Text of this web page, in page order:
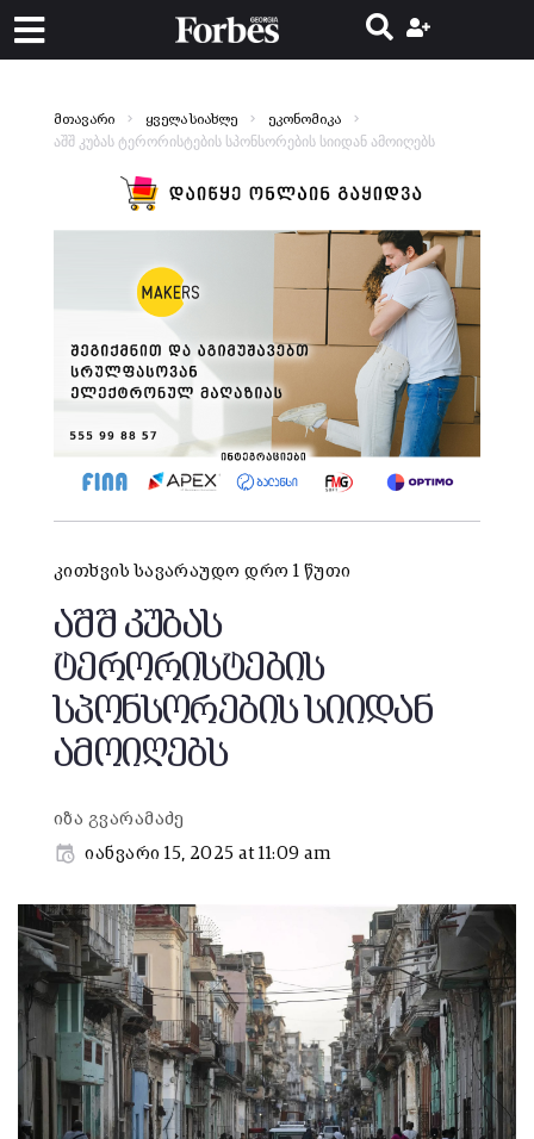
მთავარი ყველა სიახლე ეკონომიკა
აშშ კუბას ტერორისტების სპონსორების სიიდან ამოიღებს
კითხვის სავარაუდო დრო 1 წუთი
აშშ კუბას
ტერორისტების
სპონსორების სიიდან
ამოიღებს
იზა გვარამაძე
იანვარი 15, 2025 at 11:09 am